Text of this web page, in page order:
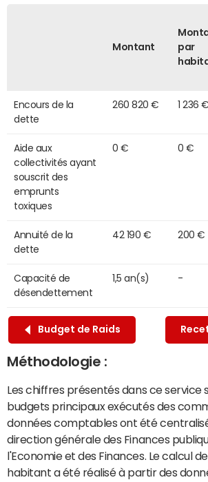
Montant
par
Encours de la
dette
260 820 € 1 236 €
Aide aux
collectivités ayant
souscrit des
emprunts
toxiques
0 € 0 €
Annuité de la
dette
42 190 € 200 €
Capacité de
désendettement
1,5 an(s) -
Budget de Raids
Méthodologie :
Les chiffres présentés dans ce service
budgets principaux exécutés des
données comptables ont été
direction générale des Finances
l'Economie et des Finances. Le calcul
habitant a été réalisé à partir des